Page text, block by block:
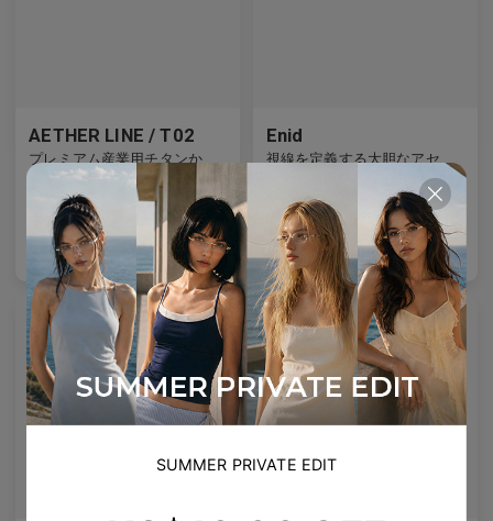
AETHER LINE / T02
Colours available
US$140.00 バッグに入れる
Enid
視線を定義する大胆なアセテートフレーム。
US$ 140.00 バッグに入れる
SUMMER PRIVATE EDIT